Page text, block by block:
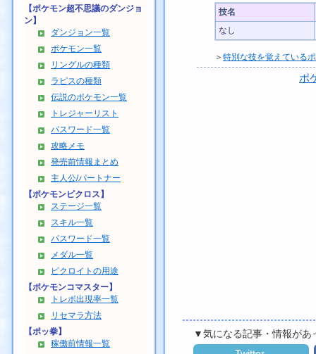
【ポケモン超不思議のダンジョ
ン】
ダンジョン一覧
ポケモン一覧
リングルの種類
ラピスの種類
伝説のポケモン一覧
トレジャーリスト
パスワード一覧
攻略メモ
発売前情報まとめ
主人公/パートナー
【ポケモンピクロス】
ステージ一覧
スキル一覧
パスワード一覧
メダル一覧
ピクロイトの用途
【ポケモンコマスター】
トレボ出現率一覧
リセマラ方法
【ポッ拳】
稼働前情報一覧
技名
なし
＞ 特別な技を覚えている
ポ
▼気になる記事・情報があ